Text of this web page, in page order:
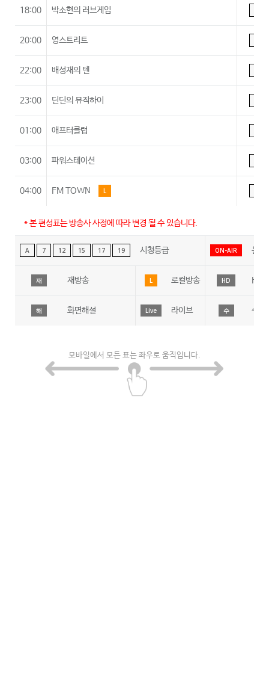
18:00 박소현의 러브게임
20:00 영스트리트
22:00 배성재의 텐
23:00 딘딘의 뮤직하이
01:00 애프터클럽
03:00 파워스테이션
04:00 FM TOWN L
* 본 편성표는 방송사 사정에 따라 변경 될 수 있습니다.
A 7 12 15 17 19 시청등급 ON-AIR 온에
재 재방송 L 로컬방송 HD HD
해 화면해설 Live 라이브 수 수어
모바일에서 모든 표는 좌우로 움직입니다.